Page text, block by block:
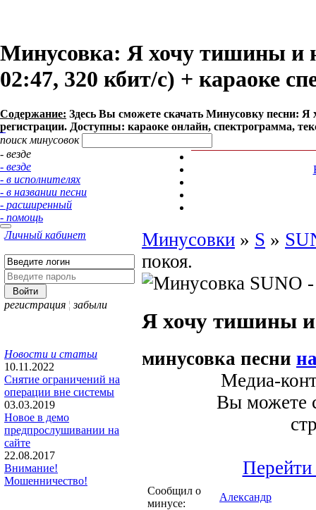
Минусовка: Я хочу тишины и
02:47, 320 кбит/с) + караоке
Содержание: Здесь Вы сможете cкачать Минусовку песни: Я
регистрации. Доступны: караоке онлайн, спектрограмма,
поиск минусовок
- везде
- везде
- в исполнителях
- в названии песни
- расширенный
- помощь
Личный кабинет
регистрация ¦ забыли
Новости и статьи
10.11.2022
Снятие ограничений на
операции вне системы
03.03.2019
Новое в демо
предпрослушивании на
сайте
22.08.2017
Внимание!
Мошенничество!
Минусовки » S »
покоя.
Я хочу тишины и
минусовка песни
Медиа-
Вы можете
Перейти
Сообщил о
минусе:
Александр